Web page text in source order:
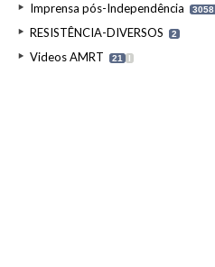
Imprensa pós-Independência 3058
RESISTÊNCIA-DIVERSOS 2
Videos AMRT 21 I